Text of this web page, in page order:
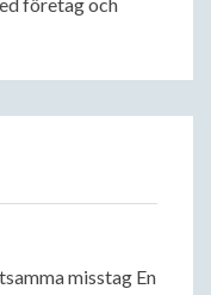
misstag En